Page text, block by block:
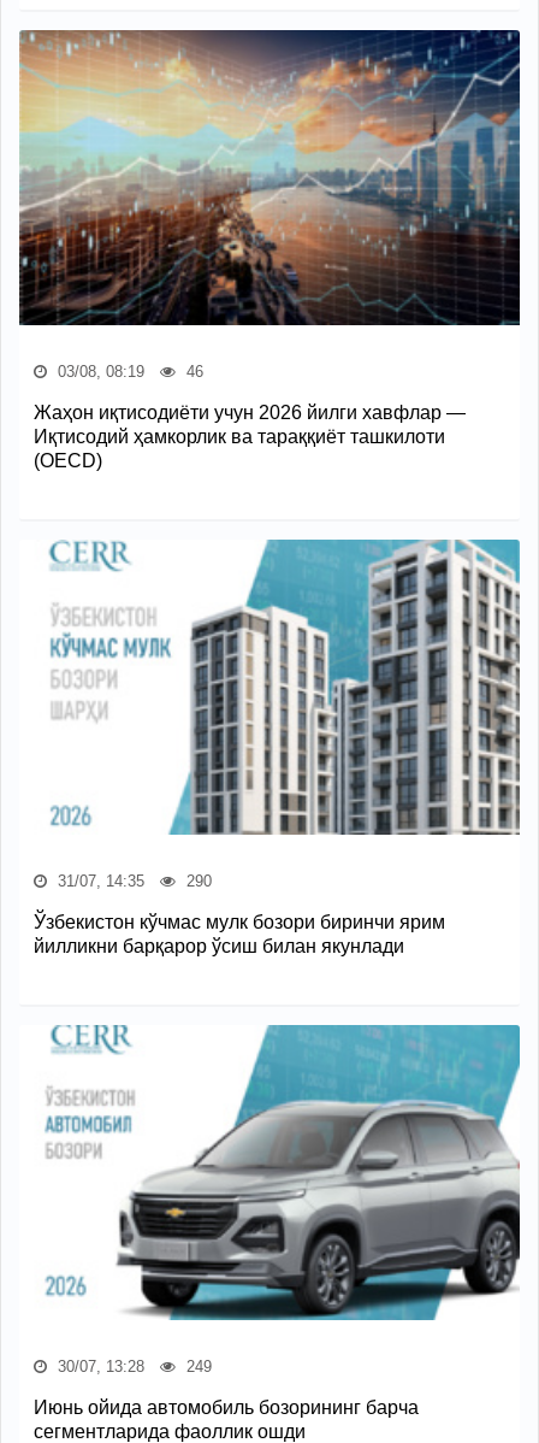
03/08, 08:19 46
Жаҳон иқтисодиёти учун 2026 йилги хавфлар —
Иқтисодий ҳамкорлик ва тараққиёт ташкилоти
(OECD)
31/07, 14:35 290
Ўзбекистон кўчмас мулк бозори биринчи ярим
йилликни барқарор ўсиш билан якунлади
30/07, 13:28 249
Июнь ойида автомобиль бозорининг барча
сегментларида фаоллик ошди